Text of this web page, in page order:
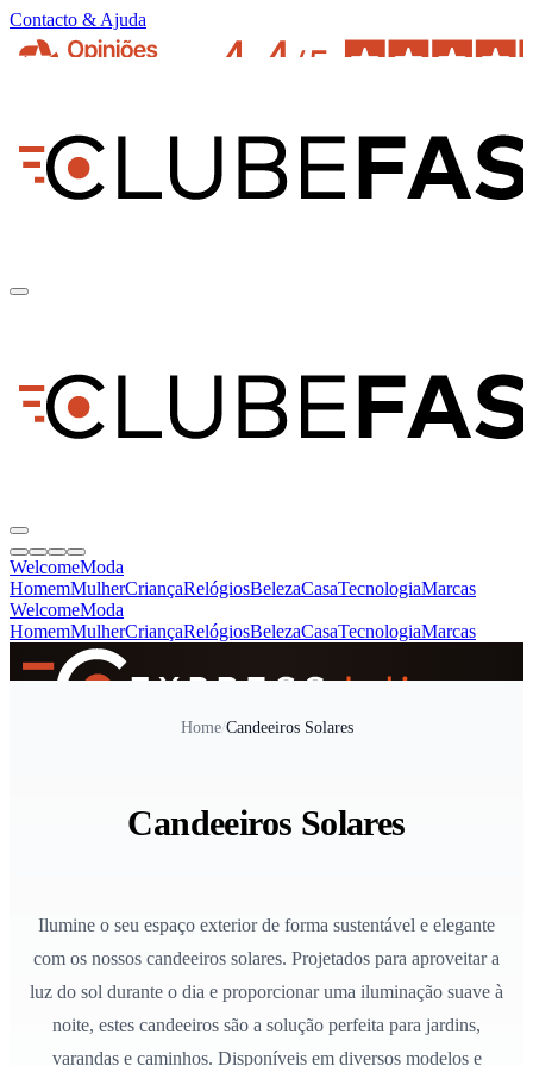
Contacto & Ajuda
WelcomeModa
HomemMulherCriançaRelógiosBelezaCasaTecnologiaMarcas
WelcomeModa
HomemMulherCriançaRelógiosBelezaCasaTecnologiaMarcas
Home/Candeeiros Solares
Candeeiros Solares
Ilumine o seu espaço exterior de forma sustentável e elegante
com os nossos candeeiros solares. Projetados para aproveitar a
luz do sol durante o dia e proporcionar uma iluminação suave à
noite, estes candeeiros são a solução perfeita para jardins,
varandas e caminhos. Disponíveis em diversos modelos e